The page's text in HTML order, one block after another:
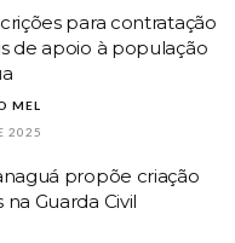
para contratação
de apoio à população
MEL
2025
propõe criação
na Guarda Civil